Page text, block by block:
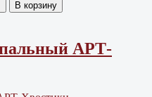
АРТ-